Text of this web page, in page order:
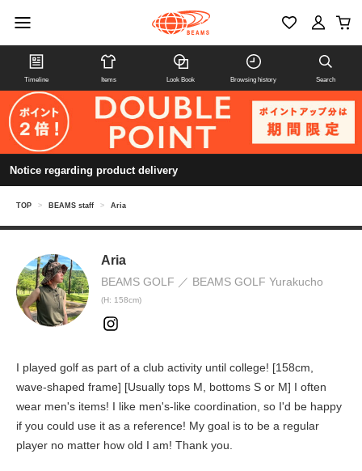
Timeline Items Look Book Browsing history Search
Notice regarding product delivery
TOP > BEAMS staff > Aria
Aria
BEAMS GOLF BEAMS GOLF Yurakucho
(H: 158cm)
I played golf as part of a club activity until college! [158cm,
wave-shaped frame] [Usually tops M, bottoms S or M] I often
wear men's items! I like men's-like coordination, so I'd be happy
if you could use it as a reference! My goal is to be a regular
player no matter how old I am! Thank you.